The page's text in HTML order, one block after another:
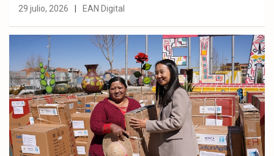
29 julio, 2026 EAN Digital